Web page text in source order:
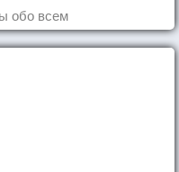
обо всем